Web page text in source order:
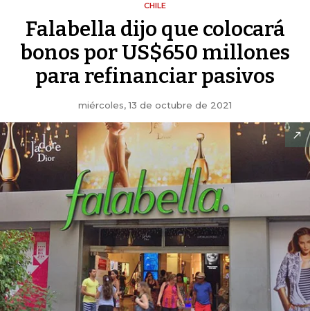
CHILE
Falabella dijo que colocará
bonos por US$650 millones
para refinanciar pasivos
miércoles, 13 de octubre de 2021